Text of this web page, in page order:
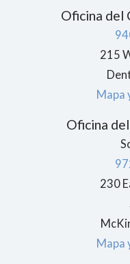
Oficina del
215
Mapa
Oficina
230
Mapa